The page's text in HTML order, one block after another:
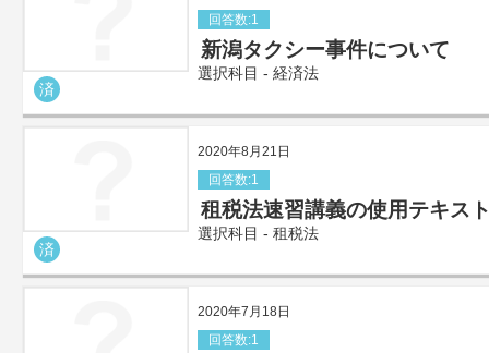
回答数:1
新潟タクシー事件について
選択科目 - 経済法
済
2020年8月21日
回答数:1
租税法速習講義の使用テキス
選択科目 - 租税法
済
2020年7月18日
回答数:1